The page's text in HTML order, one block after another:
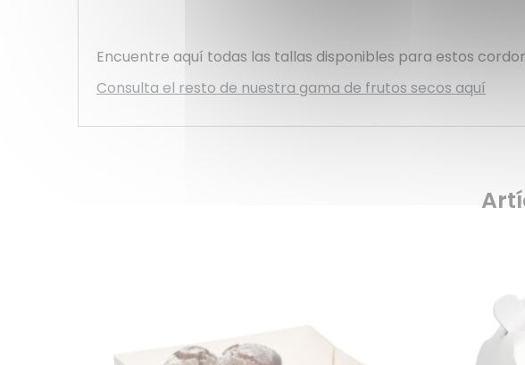
Encuentre aquí todas las tallas disponibles para estos
Consulta el resto de nuestra gama de frutos secos aquí